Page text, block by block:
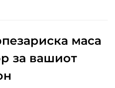
маса
за вашиот